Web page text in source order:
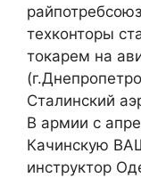
техконторы
токарем на
Сталинский
В армии с
Качинскую
инструктор